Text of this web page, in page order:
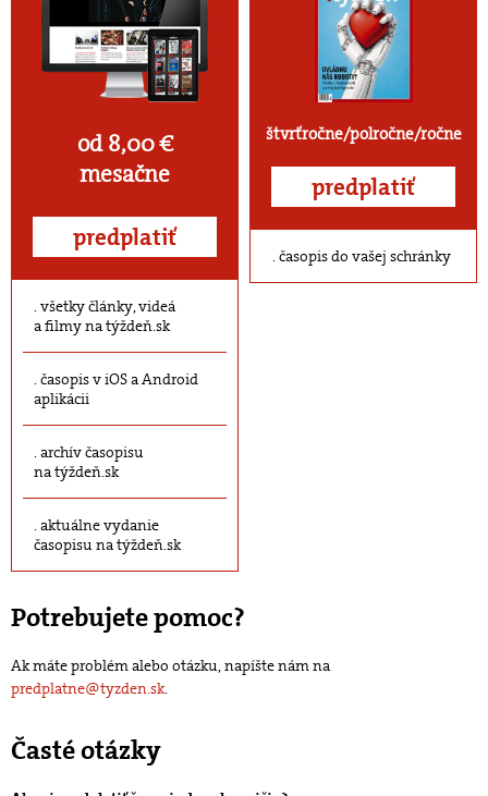
od 8,00 €
mesačne
predplatiť
všetky články, videá
a filmy na týždeň.sk
časopis v iOS a Android
aplikácii
archív časopisu
na týždeň.sk
aktuálne vydanie
časopisu na týždeň.sk
štvrťročne/polročne/ročne
predplatiť
časopis do vašej schránky
Potrebujete pomoc?
Ak máte problém alebo otázku, napíšte nám na
predplatne@tyzden.sk.
Časté otázky